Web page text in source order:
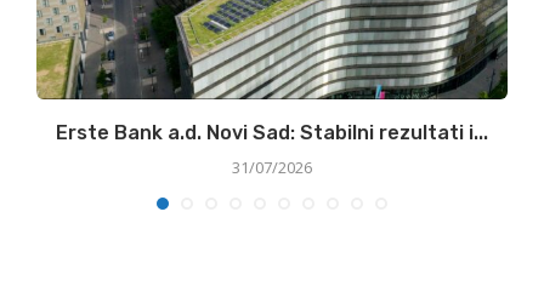
Erste Bank a.d. Novi Sad: Stabilni rezultati i...
31/07/2026